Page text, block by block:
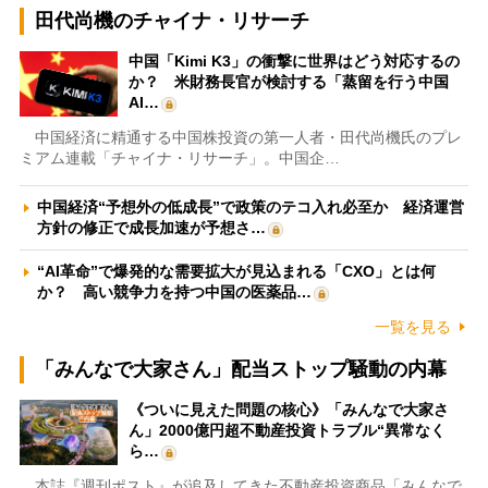
田代尚機のチャイナ・リサーチ
中国「Kimi K3」の衝撃に世界はどう対応するの
か？ 米財務長官が検討する「蒸留を行う中国
AI…
中国経済に精通する中国株投資の第一人者・田代尚機氏のプレ
ミアム連載「チャイナ・リサーチ」。中国企…
中国経済“予想外の低成長”で政策のテコ入れ必至か 経済運営
方針の修正で成長加速が予想さ…
“AI革命”で爆発的な需要拡大が見込まれる「CXO」とは何
か？ 高い競争力を持つ中国の医薬品…
一覧を見る
「みんなで大家さん」配当ストップ騒動の内幕
《ついに見えた問題の核心》「みんなで大家さ
ん」2000億円超不動産投資トラブル“異常なく
ら…